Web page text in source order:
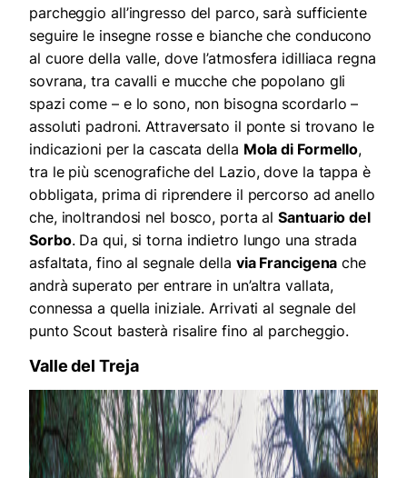
parcheggio all’ingresso del parco, sarà sufficiente
seguire le insegne rosse e bianche che conducono
al cuore della valle, dove l’atmosfera idilliaca regna
sovrana, tra cavalli e mucche che popolano gli
spazi come – e lo sono, non bisogna scordarlo –
assoluti padroni. Attraversato il ponte si trovano le
indicazioni per la cascata della Mola di Formello,
tra le più scenografiche del Lazio, dove la tappa è
obbligata, prima di riprendere il percorso ad anello
che, inoltrandosi nel bosco, porta alSantuario del
Sorbo. Da qui, si torna indietro lungo una strada
asfaltata, fino al segnale della via Francigena che
andrà superato per entrare in un’altra vallata,
connessa a quella iniziale. Arrivati al segnale del
punto Scout basterà risalire fino al parcheggio.
Valle del Treja